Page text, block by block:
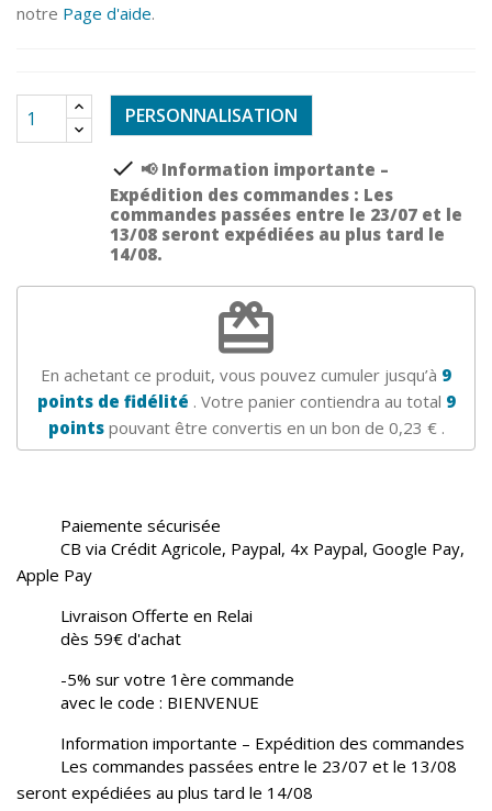
notre Page d'aide.
PERSONNALISATION
check 📢 Information importante –
Expédition des commandes : Les
commandes passées entre le 23/07 et le
13/08 seront expédiées au plus tard le
14/08.
redeem
En achetant ce produit, vous pouvez cumuler jusqu’à 9
points de fidélité . Votre panier contiendra au total 9
pointspouvant être convertis en un bon de 0,23 €.
Paiemente sécurisée
CB via Crédit Agricole, Paypal, 4x Paypal, Google Pay,
Apple Pay
Livraison Offerte en Relai
dès 59€ d'achat
-5% sur votre 1ère commande
avec le code : BIENVENUE
Information importante – Expédition des commandes
Les commandes passées entre le 23/07 et le 13/08
seront expédiées au plus tard le 14/08